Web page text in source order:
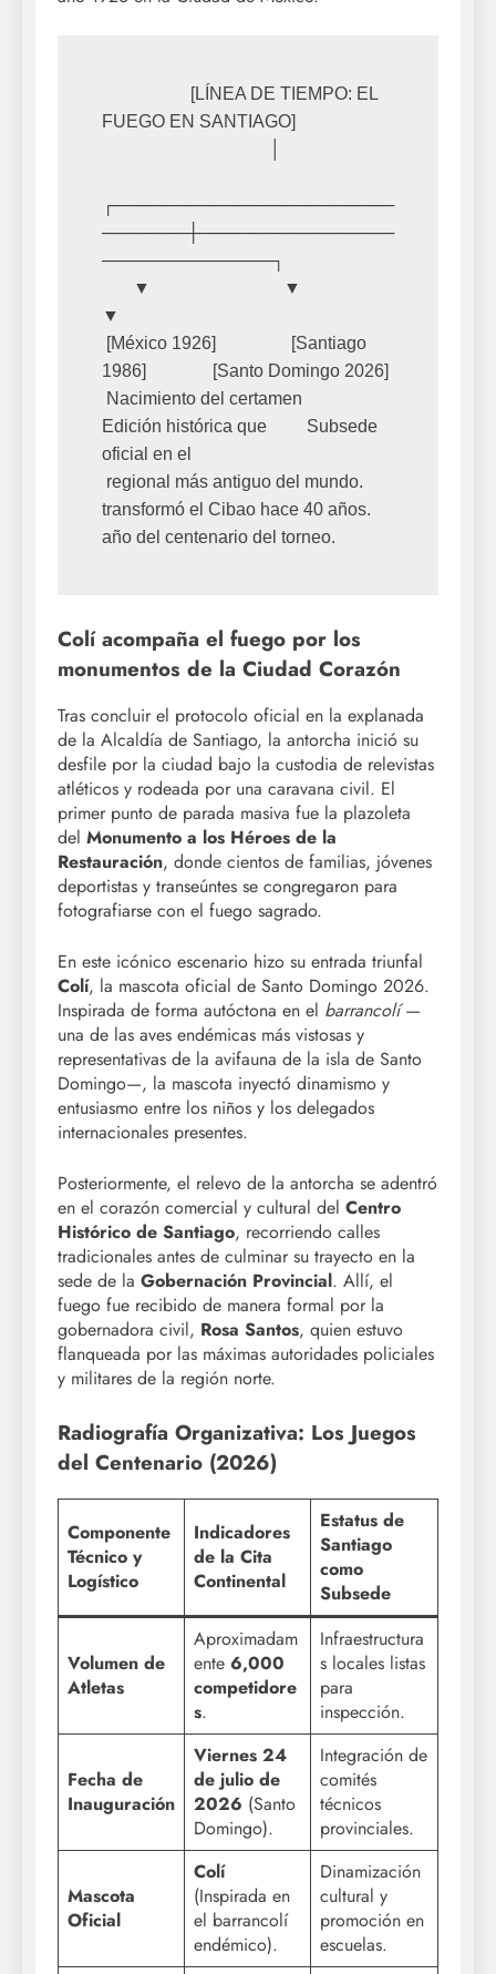
FUEGO EN SANTIAGO]
┌───────────────────────
───────┼────────────────
──────────────┐
▼
1986]               [Santo Domingo 2026]
Edición histórica que         Subsede
oficial en el
transformó el Cibao hace 40 años.
Colí acompaña el fuego por los
monumentos de la Ciudad Corazón
Tras concluir el protocolo oficial en la explanada
de la Alcaldía de Santiago, la antorcha inició su
desfile por la ciudad bajo la custodia de relevistas
atléticos y rodeada por una caravana civil. El
primer punto de parada masiva fue la plazoleta
del Monumento a los Héroes de la
Restauración, donde cientos de familias, jóvenes
deportistas y transeúntes se congregaron para
fotografiarse con el fuego sagrado.
En este icónico escenario hizo su entrada triunfal
Colí, la mascota oficial de Santo Domingo 2026.
Inspirada de forma autóctona en el barrancolí—
una de las aves endémicas más vistosas y
representativas de la avifauna de la isla de Santo
Domingo—, la mascota inyectó dinamismo y
entusiasmo entre los niños y los delegados
internacionales presentes.
Posteriormente, el relevo de la antorcha se adentró
en el corazón comercial y cultural del Centro
Histórico de Santiago, recorriendo calles
tradicionales antes de culminar su trayecto en la
sede de la Gobernación Provincial. Allí, el
fuego fue recibido de manera formal por la
gobernadora civil, Rosa Santos, quien estuvo
flanqueada por las máximas autoridades policiales
y militares de la región norte.
Radiografía Organizativa: Los Juegos
del Centenario (2026)
Componente
Técnico y
Logístico
Indicadores
de la Cita
Continental
Estatus de
Santiago
como
Subsede
Volumen de
Atletas
Aproximadam
ente 6,000
competidore
s.
Infraestructura
s locales listas
para
inspección.
Fecha de
Inauguración
Viernes 24
de julio de
2026 (Santo
Domingo).
Integración de
comités
técnicos
provinciales.
Mascota
Oficial
Colí
(Inspirada en
el barrancolí
endémico).
Dinamización
cultural y
promoción en
escuelas.